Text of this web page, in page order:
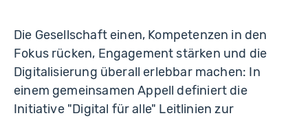
Die Gesellschaft einen, Kompetenzen in den
Fokus rücken, Engagement stärken und die
Digitalisierung überall erlebbar machen: In
einem gemeinsamen Appell definiert die
Initiative "Digital für alle" Leitlinien zur